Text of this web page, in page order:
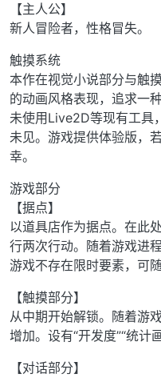
【主人公】
新人冒险者，性格冒失。
触摸系统
本作在视觉小说部分与触
的动画风格表现，追求一
未使用Live2D等现有工
未见。游戏提供体验版，
幸。
游戏部分
【据点】
以道具店作为据点。在此
行两次行动。随着游戏进
游戏不存在限时要素，可随
【触摸部分】
从中期开始解锁。随着游
增加。设有“开发度”“统计
【对话部分】